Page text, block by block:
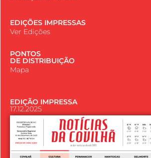
EDIÇÕES IMPRESSAS
Ver Edições
PONTOS
DE DISTRIBUIÇÃO
Mapa
EDIÇÃO IMPRESSA
17.12.2025